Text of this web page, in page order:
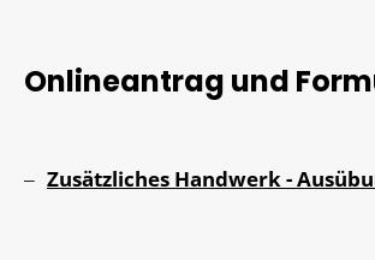
Onlineantrag und
Zusätzliches Handwerk -